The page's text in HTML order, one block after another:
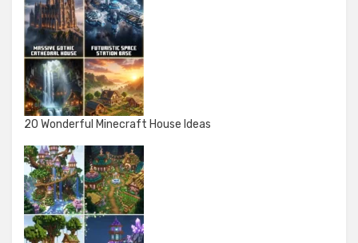
20 Wonderful Minecraft House Ideas